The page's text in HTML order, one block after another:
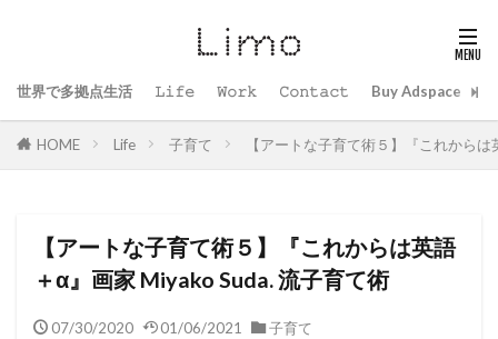
世界で多拠点生活 𝙻𝚒𝚏𝚎 𝚆𝚘𝚛𝚔 𝙲𝚘𝚗𝚝𝚊𝚌𝚝 Buy Adspace
HOME Life 子育て 【アートな子育て術５】『これから
【アートな子育て術５】『これからは英語
＋α』画家 Miyako Suda. 流子育て術
07/30/2020 01/06/2021 子育て